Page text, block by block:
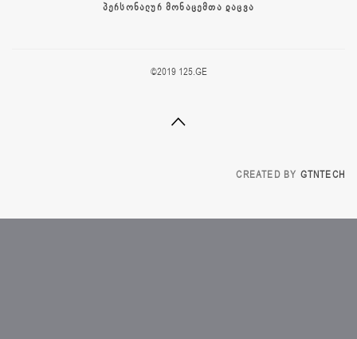
ᲞᲔᲠᲡᲝᲜᲐᲚᲣᲠ ᲛᲝᲜᲐᲪᲔᲛᲗᲐ ᲓᲐᲪᲕᲐ
©2019 125.GE
CREATED BY GTNTECH